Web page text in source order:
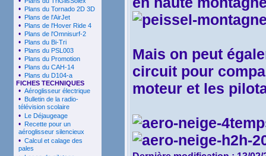
• Plans du Tornado 2D 3D
• Plans de l'AirJet
• Plans de l'Hover Ride 4
• Plans de l'Omnisurf-2
• Plans du Bi-Tri
• Plans du PSL003
• Plans du Promotion
• Plans du CAH-14
• Plans du D104-a
FICHES TECHNIQUES
• Aéroglisseur électrique
• Bulletin de la radio-
télévision scolaire
• Le Déjaugeage
• Recette pour un
aéroglisseur silencieux
• Calcul et calage des
pales
Mais on peut
circuit pour
moteur et les